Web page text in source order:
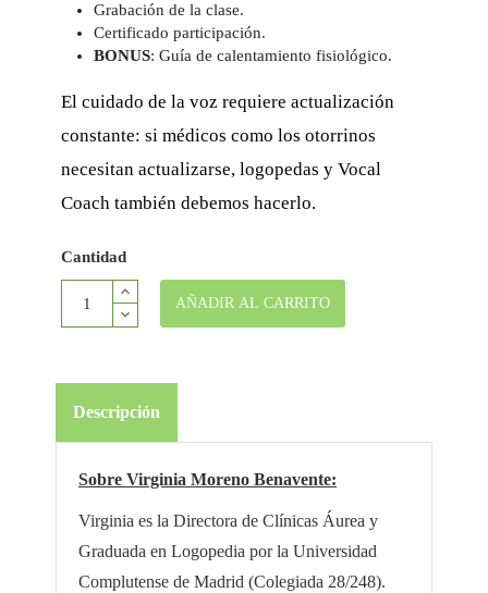
Grabación de la clase.
Certificado participación.
BONUS: Guía de calentamiento fisiológico.
El cuidado de la voz requiere actualización
constante: si médicos como los otorrinos
necesitan actualizarse, logopedas y Vocal
Coach también debemos hacerlo.
Cantidad
AÑADIR AL CARRITO
Descripción
Sobre Virginia Moreno Benavente:
Virginia es la Directora de Clínicas Áurea y
Graduada en Logopedia por la Universidad
Complutense de Madrid (Colegiada 28/248).